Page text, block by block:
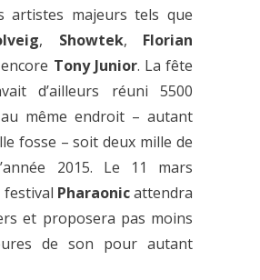
artistes majeurs tels que
, Showtek, Florian
Tony Junior. La fête
d’ailleurs réuni 5500
même endroit – autant
fosse – soit deux mille de
2015. Le 11 mars
festival Pharaonicattendra
et proposera pas moins
de son pour autant